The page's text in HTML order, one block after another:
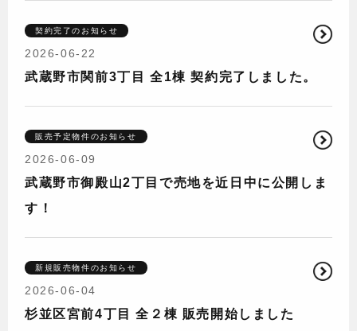
契約完了のお知らせ
2026-06-22
武蔵野市関前3丁目 全1棟 契約完了しました。
販売予定物件のお知らせ
2026-06-09
武蔵野市御殿山2丁目で売地を近日中に公開しま
す！
新規販売物件のお知らせ
2026-06-04
杉並区宮前4丁目 全２棟 販売開始しました